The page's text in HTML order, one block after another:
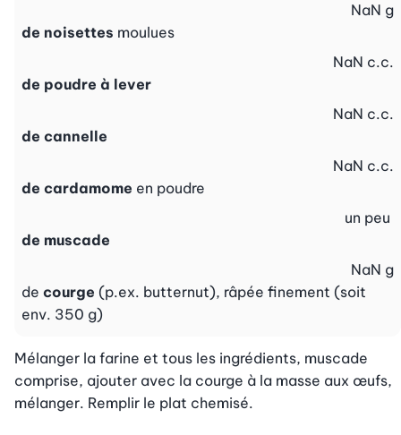
de noisettes moulues
NaN g
de poudre à lever
NaN c.c.
de cannelle
NaN c.c.
de cardamome en poudre
NaN c.c.
de muscade
un peu
de courge (p.ex. butternut), râpée finement (soit
env. 350 g)
NaN g
Mélanger la farine et tous les ingrédients, muscade
comprise, ajouter avec la courge à la masse aux œufs,
mélanger. Remplir le plat chemisé.